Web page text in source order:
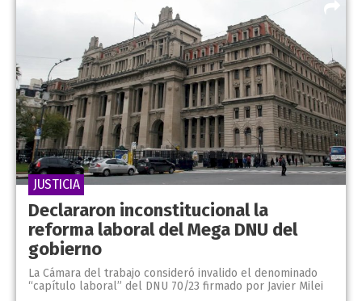
Declararon inconstitucional la
reforma laboral del Mega DNU del
gobierno
La Cámara del trabajo consideró invalido el denominado
“capítulo laboral” del DNU 70/23 firmado por Javier Milei
JUSTICIA